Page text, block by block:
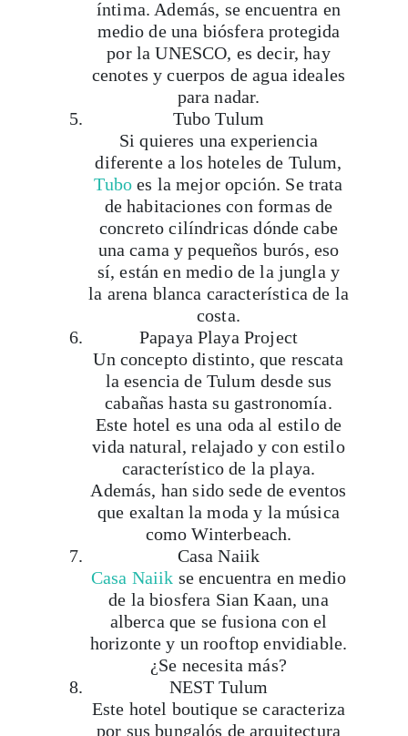
por la UNESCO, es decir, hay
cenotes y cuerpos de agua ideales
para nadar.
Tubo Tulum
Si quieres una experiencia
diferente a los hoteles de Tulum,
Tuboes la mejor opción. Se trata
de habitaciones con formas de
concreto cilíndricas dónde cabe
una cama y pequeños burós, eso
sí, están en medio de la jungla y
la arena blanca característica de la
costa.
Papaya Playa Project
Un concepto distinto, que rescata
la esencia de Tulum desde sus
cabañas hasta su gastronomía.
Este hotel es una oda al estilo de
vida natural, relajado y con estilo
característico de la playa.
Además, han sido sede de eventos
que exaltan la moda y la música
como Winterbeach.
Casa Naiik
Casa Naiikse encuentra en medio
de la biosfera Sian Kaan, una
alberca que se fusiona con el
horizonte y un rooftop envidiable.
¿Se necesita más?
NEST Tulum
Este hotel boutique se caracteriza
por sus bungalós de arquitectura
minimalista y moderna. Así, no